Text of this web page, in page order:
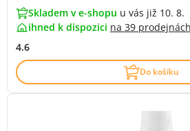
Skladem v e-shopu u vás již 10. 8.
ihned k dispozici na 39 prodejnách
4.6
Do košíku